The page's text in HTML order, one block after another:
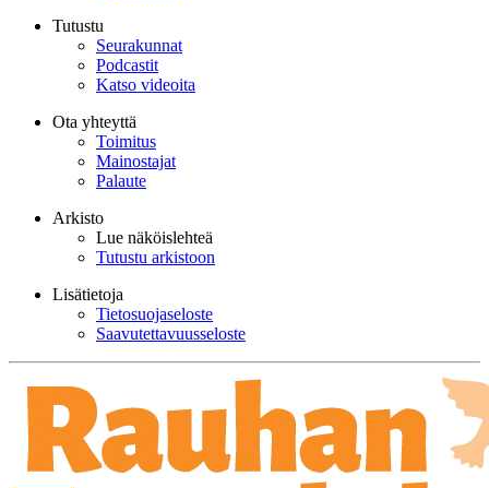
Tutustu
Seurakunnat
Podcastit
Katso videoita
Ota yhteyttä
Toimitus
Mainostajat
Palaute
Arkisto
Lue näköislehteä
Tutustu arkistoon
Lisätietoja
Tietosuojaseloste
Saavutettavuusseloste